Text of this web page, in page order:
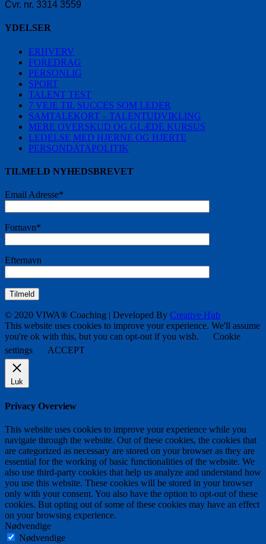
Cvr. nr. 3314 3559
YDELSER
ERHVERV
FOREDRAG
PERSONLIG
SPORT
TALENT TEST
7 VEJE TIL SUCCES SOM LEDER
SAMTALEKORT – TALENTUDVIKLING
MERE OVERSKUD OG GLÆDE KURSUS
LEDELSE MED HJERNE OG HJERTE
PERSONDATAPOLITIK
TILMELD NYHEDSBREVET
Email Adresse*
Fornavn*
Efternavn
© 2020 VIWA® Coaching | Developed By Creative Hub
This website uses cookies to improve your experience. We'll assume
you're ok with this, but you can opt-out if you wish.
Cookie
settings
ACCEPT
Luk
Privacy Overview
This website uses cookies to improve your experience while you
navigate through the website. Out of these cookies, the cookies that
are categorized as necessary are stored on your browser as they are
essential for the working of basic functionalities of the website. We
also use third-party cookies that help us analyze and understand how
you use this website. These cookies will be stored in your browser
only with your consent. You also have the option to opt-out of these
cookies. But opting out of some of these cookies may have an effect
on your browsing experience.
Nødvendige
Nødvendige